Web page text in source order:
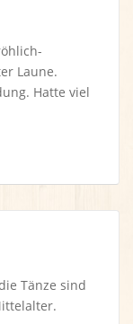
Laune.
Hatte viel
Tänze sind